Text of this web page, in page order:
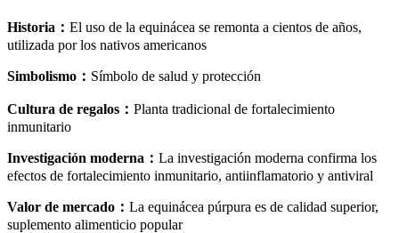
Historia ： El uso de la equinácea se remonta a cientos de años,
utilizada por los nativos americanos
Simbolismo ： Símbolo de salud y protección
Cultura de regalos ： Planta tradicional de fortalecimiento
inmunitario
Investigación moderna ： La investigación moderna confirma los
efectos de fortalecimiento inmunitario, antiinflamatorio y antiviral
Valor de mercado ： La equinácea púrpura es de calidad superior,
suplemento alimenticio popular